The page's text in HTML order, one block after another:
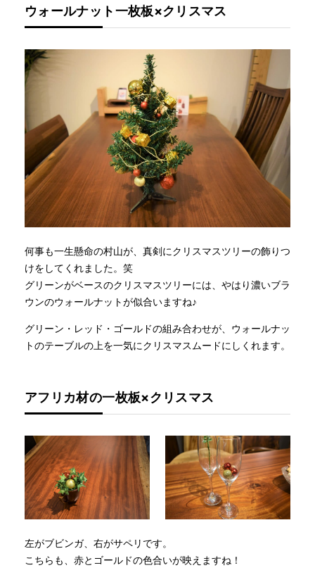
ウォールナット一枚板×クリスマス
何事も一生懸命の村山が、真剣にクリスマスツリーの飾りつ
けをしてくれました。笑
グリーンがベースのクリスマスツリーには、やはり濃いブラ
ウンのウォールナットが似合いますね♪
グリーン・レッド・ゴールドの組み合わせが、ウォールナッ
トのテーブルの上を一気にクリスマスムードにしくれます。
アフリカ材の一枚板×クリスマス
左がブビンガ、右がサペリです。
こちらも、赤とゴールドの色合いが映えますね！